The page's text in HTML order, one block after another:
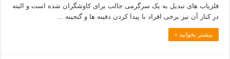
فلزیاب های تبدیل به یک سرگرمی جالب برای کاوشگران شده است و البته
در کنار آن نیز برخی افراد با پیدا کردن دفینه ها و گنجینه …
بیشتر بخوانید »